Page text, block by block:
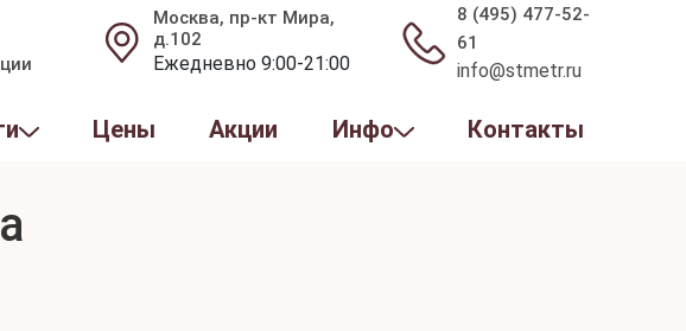
Москва, пр-кт Мира,
д.102
Ежедневно 9:00-21:00
8 (495) 477-52-
61
info@stmetr.ru
Цены Акции Инфо Контакты